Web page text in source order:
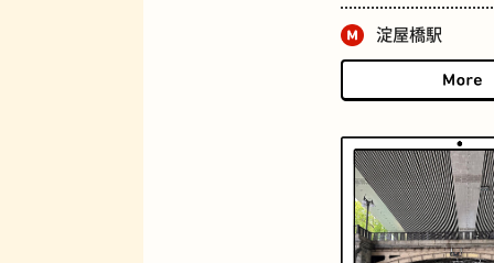
ロイヤルミルクティー
淀屋橋駅